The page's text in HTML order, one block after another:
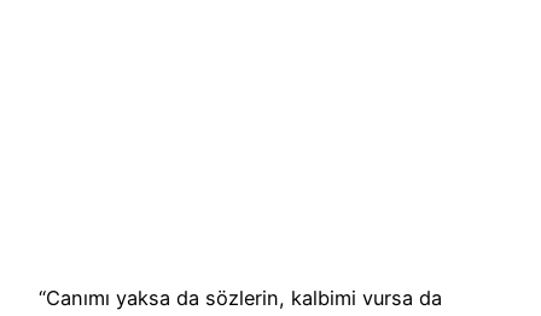
“Canımı yaksa da sözlerin, kalbimi vursa da